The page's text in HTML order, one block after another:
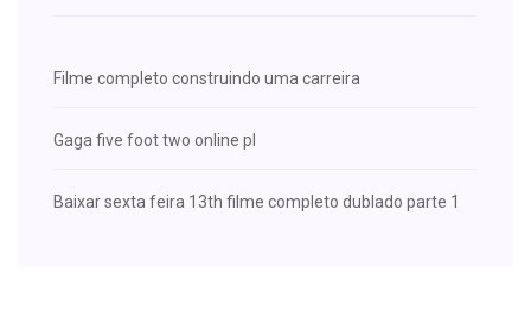
Filme completo construindo uma carreira
Gaga five foot two online pl
Baixar sexta feira 13th filme completo dublado parte 1